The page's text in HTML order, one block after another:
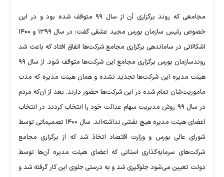
مجامعی که روند برگزاری آن از سال ۹۹ متوقف شده بود و در این
خصوص رئیس سازمان بورس مجید عشقی گفت: در سال ۱۳۹۹ و ۱۴۰۰
اشکالاتی در ساماندهی برگزاری مجامع شرکت‌ها اتفاق افتاد که باعث شد
روندسازمان بورس برگزاری مجامع این شرکت‌ها متوقف شود. از سال ۹۹
هیئت مدیره این شرکت‌ها تجدید نشده و همان هیئت مدیره که مدت
ماموریت‌شان تمام شده در این شرکت‌ها حضور دارند. بعد از آن‌که مردم
در سال ۹۹ روش مدیریت سهام عدالت خود را انتخاب کردند در انتخاب
اعضای هیئت مدیره هیچ نقشی نداشته‌اند. سال ۱۴۰۰ تصمیماتی توسط
شورای عالی بورس و وزارت اقتصاد اتخاذ شد که از برگزاری مجامع
شرکت‌های سرمایه‌گذاری استانی که اعضای هیئت مدیره آن‌ها توسط
دولت تعیین می‌شود جلوگیری شد و به درستی جلوی این کار گرفته شد و